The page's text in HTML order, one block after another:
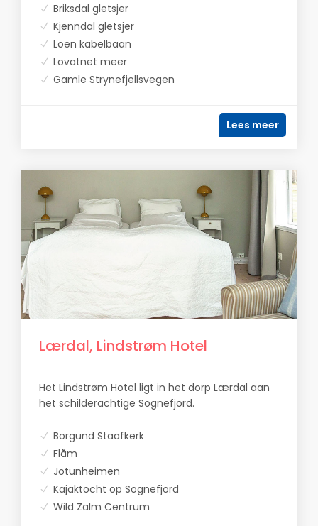
Briksdal gletsjer
Kjenndal gletsjer
Loen kabelbaan
Lovatnet meer
Gamle Strynefjellsvegen
Lees meer
Lærdal, Lindstrøm Hotel
Het Lindstrøm Hotel ligt in het dorp Lærdal aan
het schilderachtige Sognefjord.
Borgund Staafkerk
Flåm
Jotunheimen
Kajaktocht op Sognefjord
Wild Zalm Centrum